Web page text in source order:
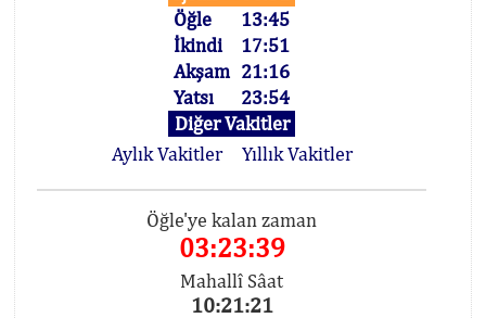
Öğle
13:45
İkindi
17:51
Akşam 21:16
Yatsı
23:54
Diğer Vakitler
Aylık Vakitler
Yıllık Vakitler
Öğle'ye kalan zaman
03:23:38
Mahallî Sâat
10:21:22